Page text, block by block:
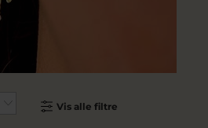
Vis alle filtre